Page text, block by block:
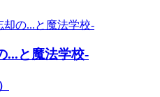
...と魔法学校-